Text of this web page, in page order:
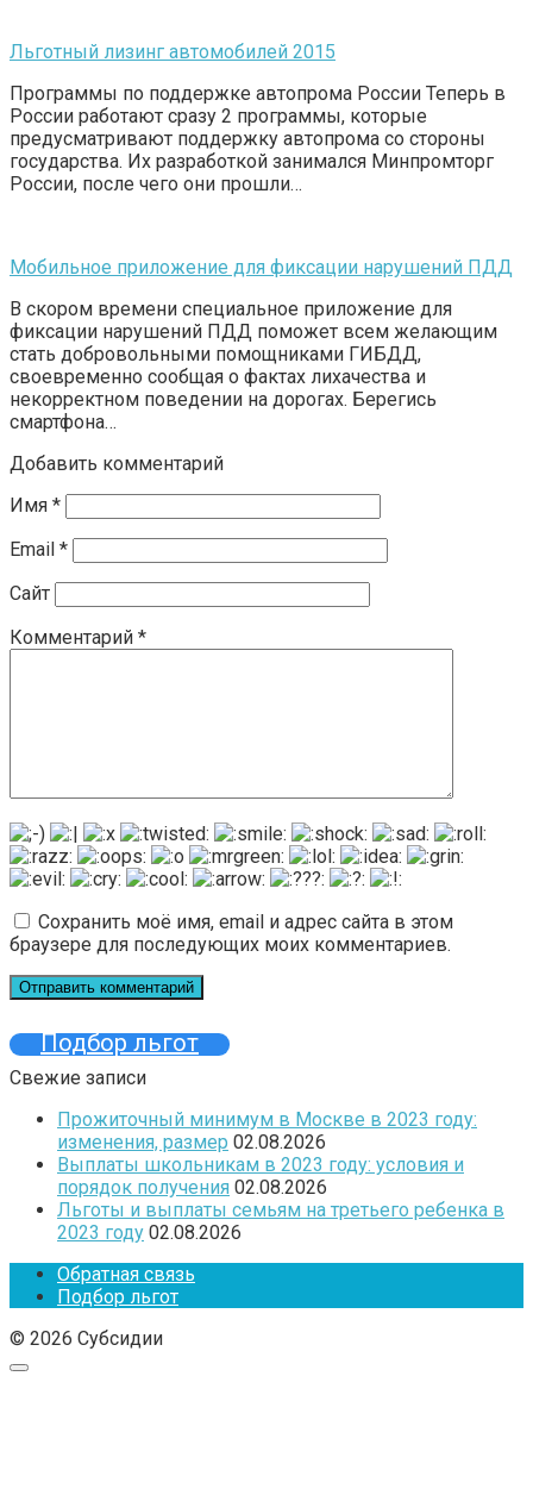
Льготный лизинг автомобилей 2015
Программы по поддержке автопрома России Теперь в
России работают сразу 2 программы, которые
предусматривают поддержку автопрома со стороны
государства. Их разработкой занимался Минпромторг
России, после чего они прошли…
Мобильное приложение для фиксации нарушений ПДД
В скором времени специальное приложение для
фиксации нарушений ПДД поможет всем желающим
стать добровольными помощниками ГИБДД,
своевременно сообщая о фактах лихачества и
некорректном поведении на дорогах. Берегись
смартфона…
Добавить комментарий
Имя *
Email *
Сайт
Комментарий *
Сохранить моё имя, email и адрес сайта в этом
браузере для последующих моих комментариев.
Подбор льгот
Свежие записи
Прожиточный минимум в Москве в 2023 году:
изменения, размер 02.08.2026
Выплаты школьникам в 2023 году: условия и
порядок получения 02.08.2026
Льготы и выплаты семьям на третьего ребенка в
2023 году 02.08.2026
Обратная связь
Подбор льгот
© 2026 Субсидии